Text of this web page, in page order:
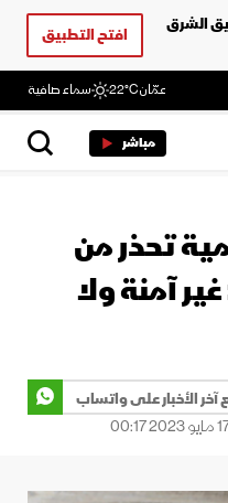
الشرق
افتح التطبيق
عمّان22°C سماء صافية
مباشر
تحذر من
آمنة ولا
آخر الأخبار على واتساب
00:17